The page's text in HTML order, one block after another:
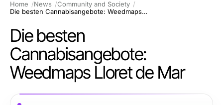
Home News
Community and Society
Die besten Cannabisangebote: Weedmaps Lloret de Mar
Die besten
Cannabisangebote:
Weedmaps Lloret de Mar